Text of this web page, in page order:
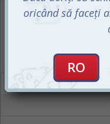
Интернет-магазин
Ожидается
Ожидается